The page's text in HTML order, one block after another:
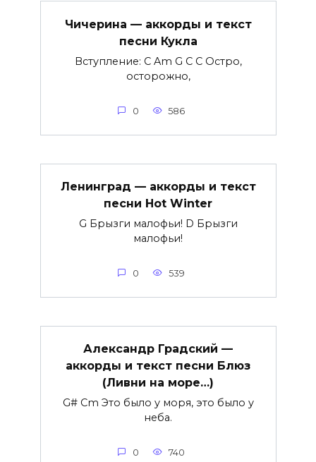
Чичерина — аккорды и текст
песни Кукла
Вступление: C Am G C C Остро,
осторожно,
0 586
Ленинград — аккорды и текст
песни Hot Winter
G Брызги малофьи! D Брызги
малофьи!
0 539
Александр Градский —
аккорды и текст песни Блюз
(Ливни на море…)
G# Cm Это было у моря, это было у
неба.
0 740